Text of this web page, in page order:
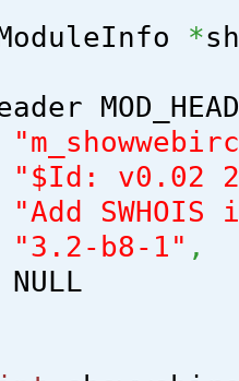
*
"$Id: v0.02
"Add
"3.2-b8-1" ,